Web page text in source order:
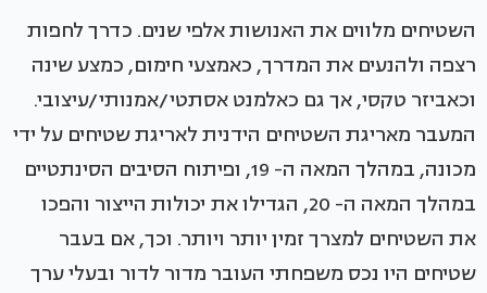
השטיחים מלווים את האנושות אלפי שנים. כדרך לחפות
רצפה ולהנעים את המדרך, כאמצעי חימום, כמצע שינה
וכאביזר טקסי, אך גם כאלמנט אסתטי/אמנותי/עיצובי.
המעבר מאריגת השטיחים הידנית לאריגת שטיחים על ידי
מכונה, במהלך המאה ה- 19, ופיתוח הסיבים הסינתטיים
במהלך המאה ה- 20, הגדילו את יכולות הייצור והפכו
את השטיחים למצרך זמין יותר ויותר. וכך, אם בעבר
שטיחים היו נכס משפחתי העובר מדור לדור ובעלי ערך